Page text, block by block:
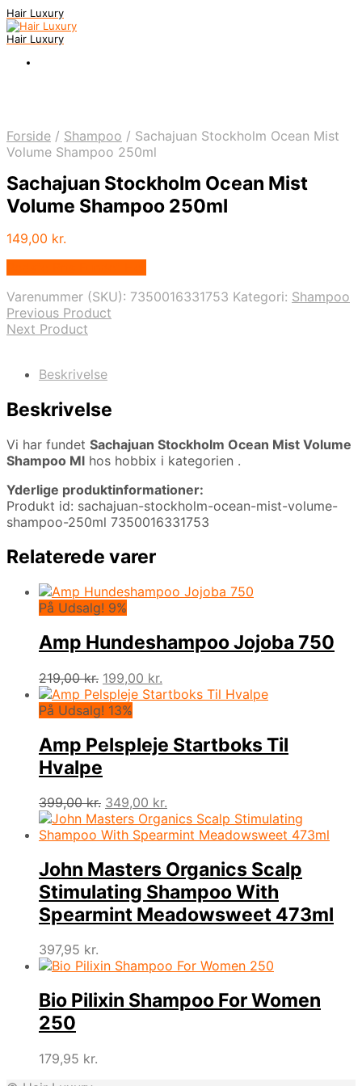
Hair Luxury
Hair Luxury
Forside / Shampoo / Sachajuan Stockholm Ocean Mist
Volume Shampoo 250ml
Sachajuan Stockholm Ocean Mist
Volume Shampoo 250ml
149,00 kr.
Varenummer (SKU): 7350016331753 Kategori: Shampoo
Previous Product
Next Product
Beskrivelse
Beskrivelse
Vi har fundet Sachajuan Stockholm Ocean Mist Volume
Shampoo Ml hos hobbix i kategorien .
Yderlige produktinformationer:
Produkt id: sachajuan-stockholm-ocean-mist-volume-
shampoo-250ml 7350016331753
Relaterede varer
På Udsalg! 9%
Amp Hundeshampoo Jojoba 750
219,00kr. Den
oprindelige
pris
219,00 kr..
199,00 kr.
aktuelle
199,00 kr..
På Udsalg! 13%
Amp Pelspleje Startboks Til
Hvalpe
399,00kr. Den
oprindelige
pris
399,00 kr..
349,00 kr.
aktuelle
pris
349,00 kr..
John Masters Organics Scalp
Stimulating Shampoo With
Spearmint Meadowsweet 473ml
397,95 kr.
Bio Pilixin Shampoo For Women
250
179,95 kr.